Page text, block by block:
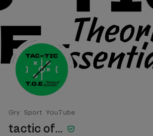
Gry Sport YouTube
tactic of...